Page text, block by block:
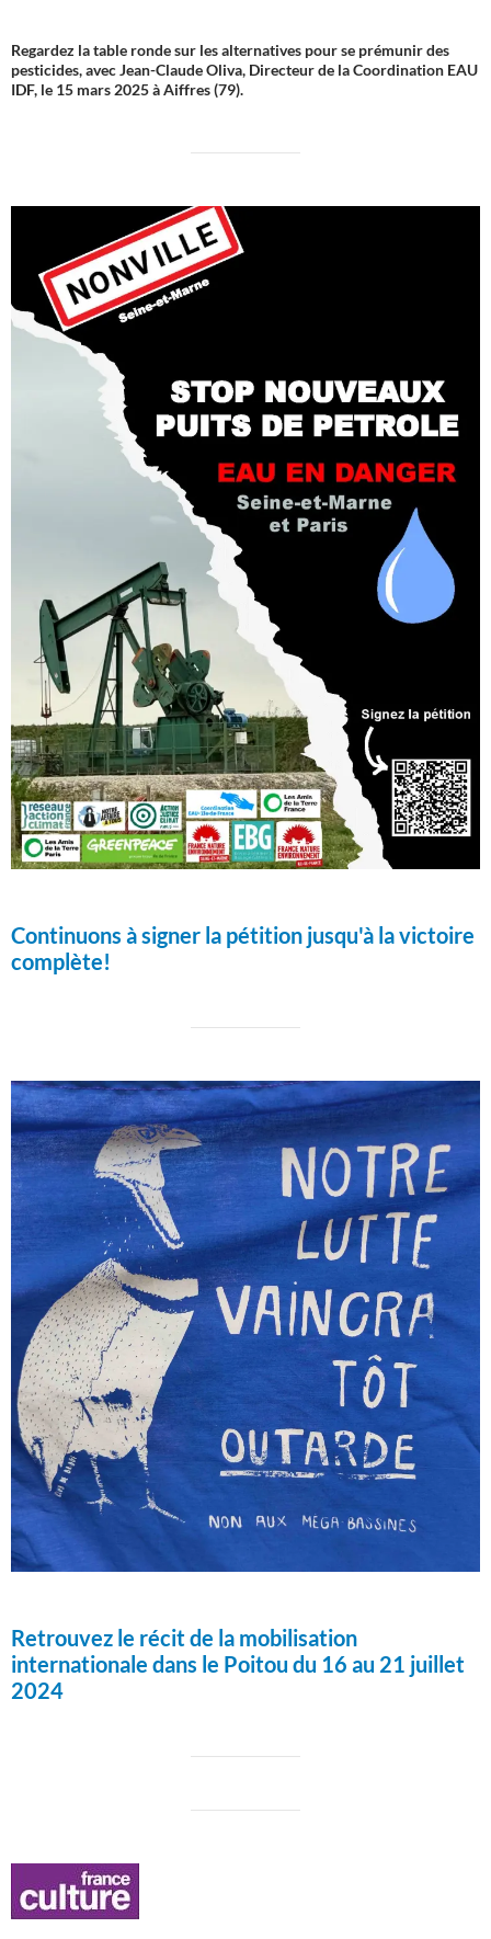
Regardez la table ronde sur les alternatives pour se prémunir des
pesticides, avec Jean-Claude Oliva, Directeur de la Coordination EAU
IDF, le 15 mars 2025 à Aiffres (79).
Continuons à signer la pétition jusqu'à la victoire
complète!
Retrouvez le récit de la mobilisation
internationale dans le Poitou du 16 au 21 juillet
2024